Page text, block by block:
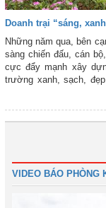
Doanh trại “sáng,
Những năm qua, bên
sàng chiến đấu, cán
cực đẩy mạnh xây
trường xanh, sạch,
phần xây dựng đơn
VIDEO BÁO PHÒNG